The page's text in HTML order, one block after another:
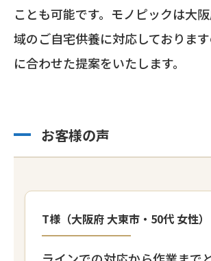
ことも可能です。モノピックは大
域のご自宅供養に対応しておりま
に合わせた提案をいたします。
お客様の声
T様（大阪府 大東市・50代 女性）